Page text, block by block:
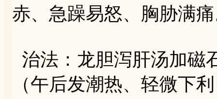
赤、急躁易怒、胸胁满
治法：龙胆泻肝汤加磁
（午后发潮热、轻微下